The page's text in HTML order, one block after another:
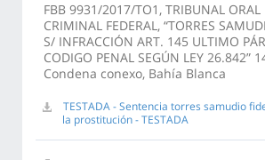
FBB 9931/2017/TO1, TRIBUNAL ORAL
CRIMINAL FEDERAL, “TORRES
S/ INFRACCIÓN ART. 145 ULTIMO
CODIGO PENAL SEGÚN LEY 26.842”
Condena conexo, Bahía Blanca
TESTADA - Sentencia torres samudio
la prostitución - TESTADA